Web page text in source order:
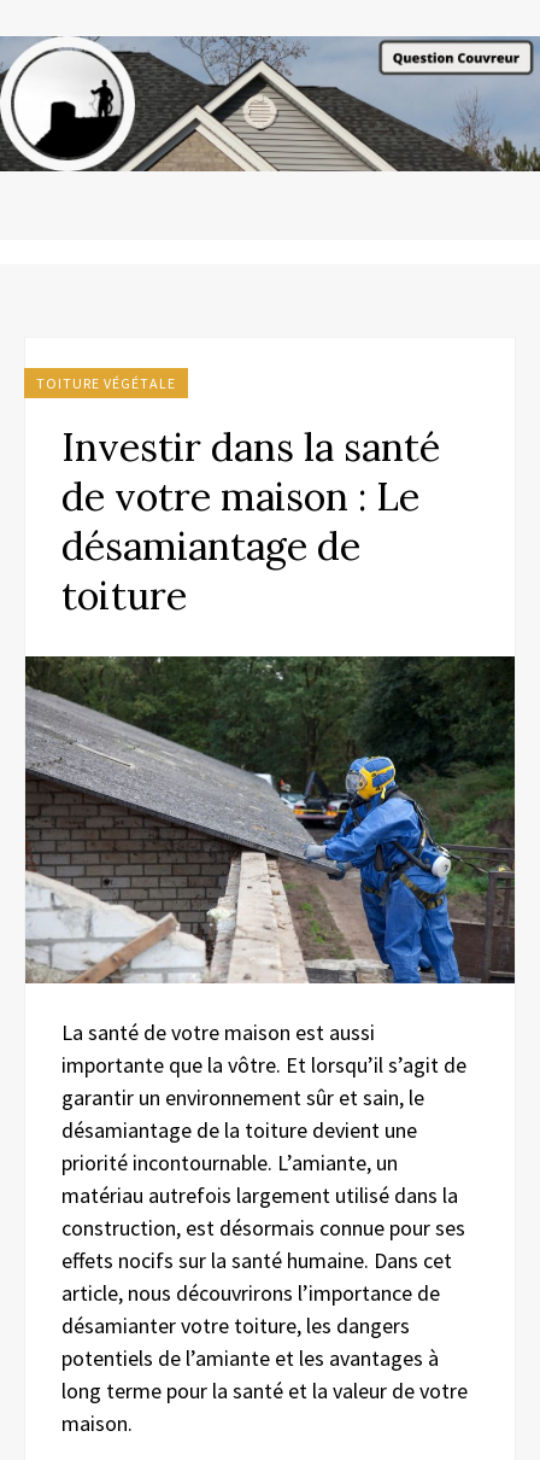
TOITURE VÉGÉTALE
Investir dans la santé
de votre maison : Le
désamiantage de
toiture
La santé de votre maison est aussi
importante que la vôtre. Et lorsqu’il s’agit de
garantir un environnement sûr et sain, le
désamiantage de la toiture devient une
priorité incontournable. L’amiante, un
matériau autrefois largement utilisé dans la
construction, est désormais connue pour ses
effets nocifs sur la santé humaine. Dans cet
article, nous découvrirons l’importance de
désamianter votre toiture, les dangers
potentiels de l’amiante et les avantages à
long terme pour la santé et la valeur de votre
maison.